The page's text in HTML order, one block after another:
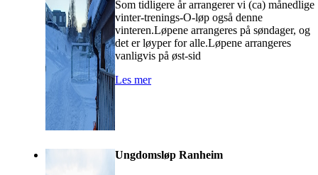
Som tidligere år arrangerer vi (ca) månedlige
vinter-trenings-O-løp også denne
vinteren.Løpene arrangeres på søndager, og
det er løyper for alle.Løpene arrangeres
vanligvis på øst-sid
Les mer
Ungdomsløp Ranheim